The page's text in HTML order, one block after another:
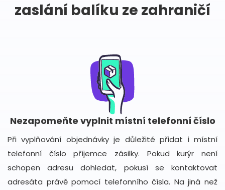
zaslání balíku ze zahraničí
Nezapomeňte vyplnit místní telefonní číslo
Při vyplňování objednávky je důležité přidat i místní
telefonní číslo příjemce zásilky. Pokud kurýr není
schopen adresu dohledat, pokusí se kontaktovat
adresáta právě pomocí telefonního čísla. Na jiná než